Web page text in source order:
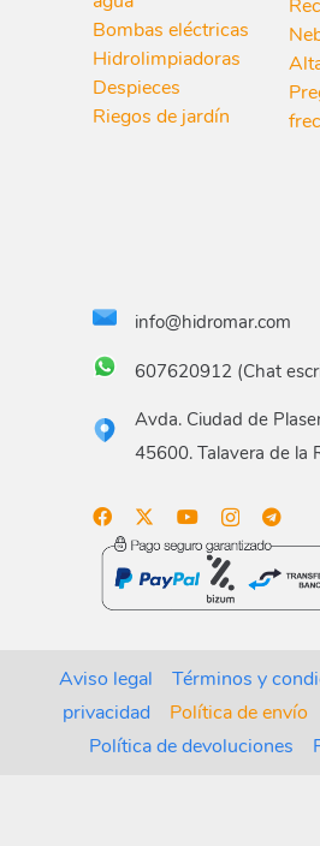
Bombas eléctricas
Hidrolimpiadoras
Despieces
Riegos de jardín
info@hidromar.com
607620912 (Chat
Avda. Ciudad de
45600. Talavera de la
Aviso legal Términos y
privacidad
Política de envío
Política de devoluciones